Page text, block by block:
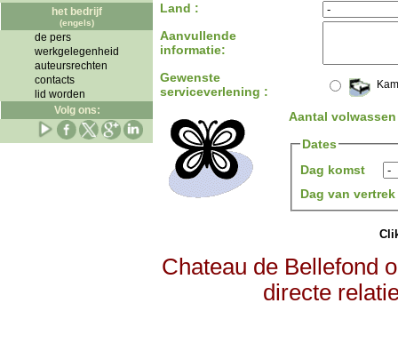
het bedrijf
(engels)
de pers
werkgelegenheid
auteursrechten
contacts
lid worden
Volg ons:
Land :
Aanvullende
informatie:
Gewenste
serviceverlening :
Aantal
Dates
Dag komst
Dag van
Chateau de Bellefond
directe